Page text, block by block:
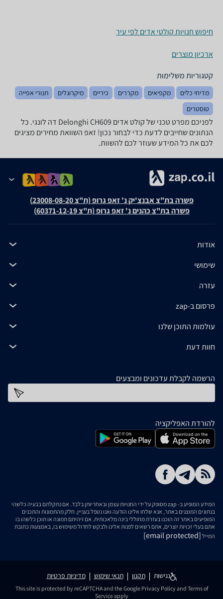
חיפוש חנויות קולטי אדים לפי עיר
ארכיון מוצרים
קטגוריות משלימות
מדיחי כלים מקפיאים מקררים כיריים מיקרוגלים
תנורי אפייה
טוסטרים
לפניכם מפרט טכני של קולט אדים Delonghi CH609 דה לונגי. כל
הנתונים שחייבים לדעת כדי לבחור נכון! זאפ השוואת מחירים מציגים
לכם את כל המידע שעוזר לכם להשוות.
פשרה בת"צ אבנצ'יק נ' זאפ גרופ (ת"צ 23008-08-20)
פשרה בת"צ כהנים נ' זאפ גרופ (ת"צ 60371-12-19)
אודות
שימושי
עזרה
פרסום ב-zap
עולמות התוכן שלנו
חוות דעת
הרשמה לקבלת עדכונים ומבצעים
להורדת האפליקציה
המידע המופיע ב- zap מסופק על ידי החנויות עצמן ובאחריותן בלבד. אם נתקלתם בבעיה כלשהי
בנתונים המוצגים באתר, אנא שלחו אלינו הודעה ואנו נטפל בעניין. חלק מהתמונות והתכנים
המופיעים באתר זה הוכנו בעזרת מחוללי בינה מלאכותית. אם זיהיתם תמונה או תוכן כלשהו בו
אתם בעלי זכויות יוצרים, אתם רשאים לפנות אלינו ולבקש לחדול משימוש בו, באמצעות כתובת
המייל [email protected]
נגישות תקנון תנאי שימוש מדיניות פרטיות
This site is protected by reCAPTCHA and the Google Privacy Policyand Terms of
Serviceapply